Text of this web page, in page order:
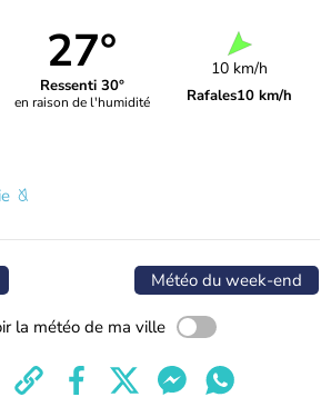
27°
Ressenti 30°
en raison de l'humidité
10 km/h
Rafales10 km/h
Météo du week-end
la météo de ma ville